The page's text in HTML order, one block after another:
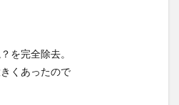
を完全除去。
くあったので